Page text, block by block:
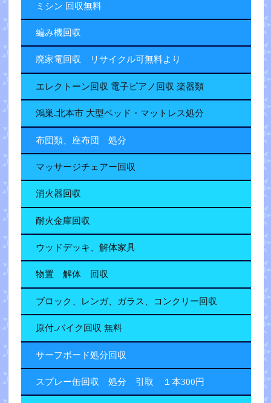
ミシン 回収無料
編み機回収
廃家電回収 リサイクル可無料より
エレクトーン回収 電子ピアノ回収 楽器類
鴻巣.北本市 大型ベッド・マットレス処分
布団類、座布団 処分
マッサージチェアー回収
消火器回収
耐火金庫回収
ウッドデッキ、解体家具
物置 解体 回収
ブロック、レンガ、ガラス、コンクリー回収
原付.バイク回収 無料
サーフボード処分回収
スプレー缶回収 処分 引取 １本300円